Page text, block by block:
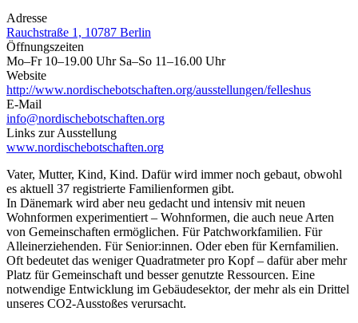
Adresse
Rauchstraße 1, 10787 Berlin
Öffnungszeiten
Mo–Fr 10–19.00 Uhr Sa–So 11–16.00 Uhr
Website
http://www.nordischebotschaften.org/ausstellungen/felleshus
E-Mail
info@nordischebotschaften.org
Links zur Ausstellung
www.nordischebotschaften.org
Vater, Mutter, Kind, Kind. Dafür wird immer noch gebaut, obwohl
es aktuell 37 registrierte Familienformen gibt.
In Dänemark wird aber neu gedacht und intensiv mit neuen
Wohnformen experimentiert – Wohnformen, die auch neue Arten
von Gemeinschaften ermöglichen. Für Patchworkfamilien. Für
Alleinerziehenden. Für Senior:innen. Oder eben für Kernfamilien.
Oft bedeutet das weniger Quadratmeter pro Kopf – dafür aber mehr
Platz für Gemeinschaft und besser genutzte Ressourcen. Eine
notwendige Entwicklung im Gebäudesektor, der mehr als ein Drittel
unseres CO2-Ausstoßes verursacht.